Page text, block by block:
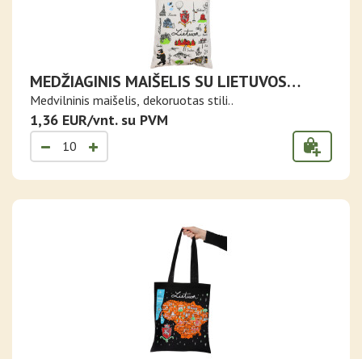
MEDŽIAGINIS MAIŠELIS SU LIETUVOS
MIESTŲ SIMBOLIAIS
Medvilninis maišelis, dekoruotas stili..
1,36 EUR/vnt. su PVM